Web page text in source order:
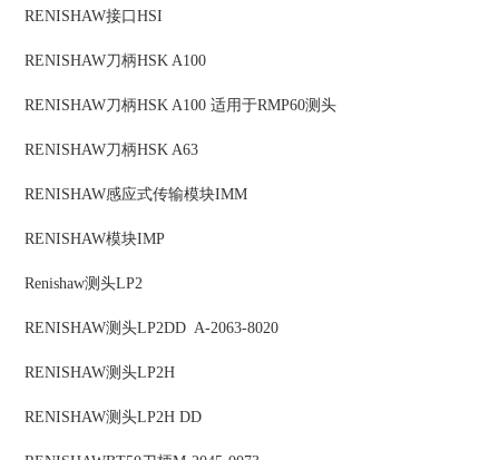
RENISHAW接口HSI
RENISHAW刀柄HSK A100
RENISHAW刀柄HSK A100 适用于RMP60测头
RENISHAW刀柄HSK A63
RENISHAW感应式传输模块IMM
RENISHAW模块IMP
Renishaw测头LP2
RENISHAW测头LP2DD A-2063-8020
RENISHAW测头LP2H
RENISHAW测头LP2H DD